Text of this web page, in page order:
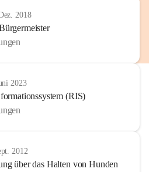
2018
2023
(RIS)
2012
über das Halten von Hunden